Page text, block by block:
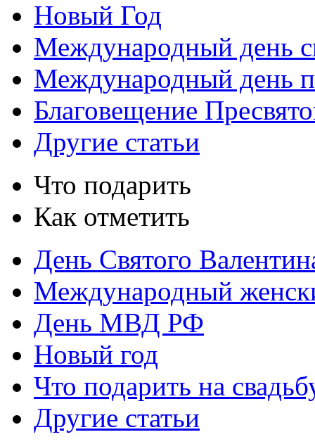
Новый Год
Международный день
Международный день
Благовещение
Другие статьи
Что подарить
Как отметить
День Святого
Международный
День МВД РФ
Новый год
Что подарить на
Другие статьи